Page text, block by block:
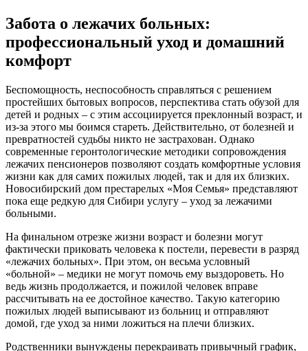
Забота о лежачих больных:
профессиональный уход и домашний
комфорт
Беспомощность, неспособность справляться с решением
простейших бытовых вопросов, перспектива стать обузой для
детей и родных – с этим ассоциируется преклонный возраст, и
из-за этого мы боимся стареть. Действительно, от болезней и
превратностей судьбы никто не застрахован. Однако
современные геронтологические методики сопровождения
лежачих пенсионеров позволяют создать комфортные условия
жизни как для самих пожилых людей, так и для их близких.
Новосибирский дом престарелых «Моя Семья» представляют
пока еще редкую для Сибири услугу – уход за лежачими
больными.
На финальном отрезке жизни возраст и болезни могут
фактически приковать человека к постели, перевести в разряд
«лежачих больных». При этом, он весьма условный
«больной» – медики не могут помочь ему выздороветь. Но
ведь жизнь продолжается, и пожилой человек вправе
рассчитывать на ее достойное качество. Такую категорию
пожилых людей выписывают из больниц и отправляют
домой, где уход за ними ложиться на плечи близких.
Родственники вынуждены перекраивать привычный график,